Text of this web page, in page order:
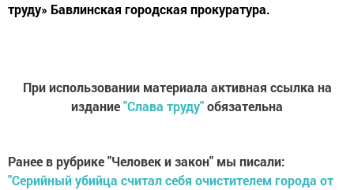
труду» Бавлинская городская прокуратура.
При использовании материала активная ссылка на
издание"Слава труду"обязательна
Ранее в рубрике "Человек и закон" мы писали:
"Серийный убийца считал себя очистителем города от